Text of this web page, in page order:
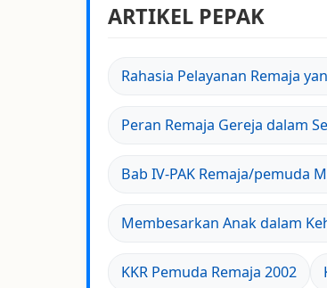
ARTIKEL PEPAK
Rahasia Pelayanan Remaja
Peran Remaja Gereja dalam
Bab IV-PAK Remaja/pemuda
Membesarkan Anak dalam
KKR Pemuda Remaja 2002